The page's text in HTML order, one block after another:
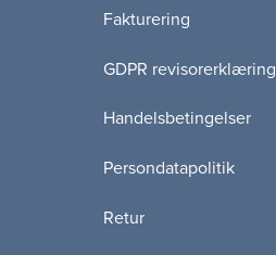
Fakturering
GDPR revisorerklæring
Handelsbetingelser
Persondatapolitik
Retur